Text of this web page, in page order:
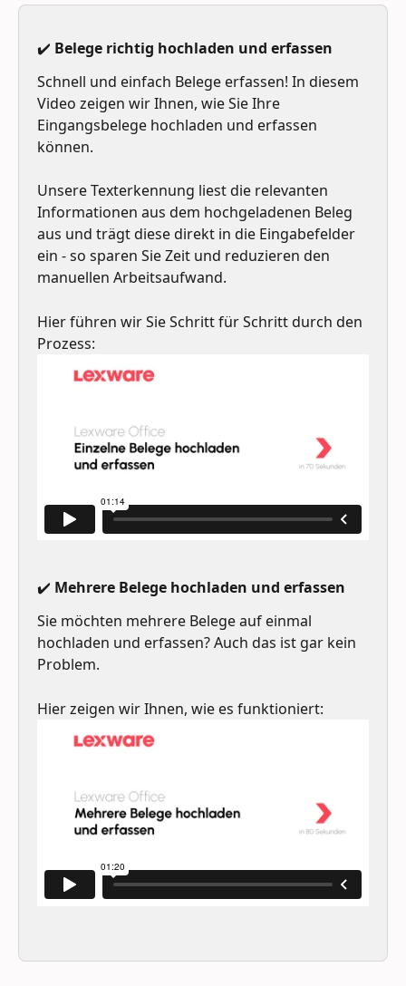
✔️ Belege richtig hochladen und erfassen
Schnell und einfach Belege erfassen! In diesem
Video zeigen wir Ihnen, wie Sie Ihre
Eingangsbelege hochladen und erfassen
können.
Unsere Texterkennung liest die relevanten
Informationen aus dem hochgeladenen Beleg
aus und trägt diese direkt in die Eingabefelder
ein - so sparen Sie Zeit und reduzieren den
manuellen Arbeitsaufwand.
Hier führen wir Sie Schritt für Schritt durch den
Prozess:
✔️ Mehrere Belege hochladen und erfassen
Sie möchten mehrere Belege auf einmal
hochladen und erfassen? Auch das ist gar kein
Problem.
Hier zeigen wir Ihnen, wie es funktioniert: